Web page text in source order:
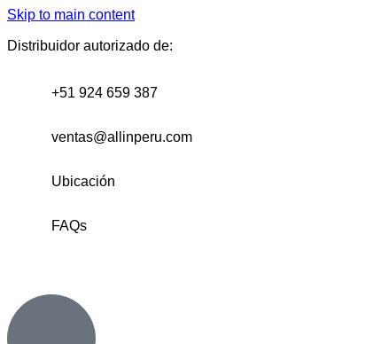
Skip to main content
Distribuidor autorizado de:
+51 924 659 387
ventas@allinperu.com
Ubicación
FAQs